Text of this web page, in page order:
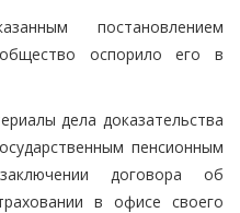
постановлением
общество оспорило его в
дела доказательства
пенсионным
договора об
в офисе своего